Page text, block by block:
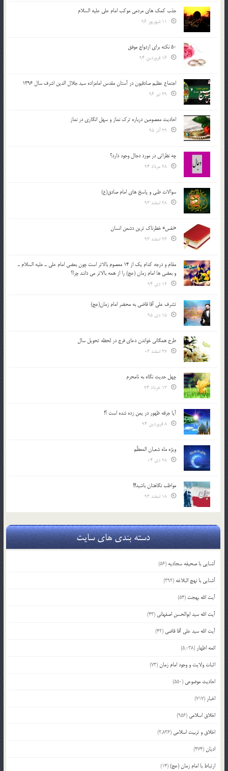
جذب کمک های مردمی موکب امام علی علیه السلام
50 نکته برای ازدواج موفق
اجتماع عظیم صادقیون در آستان مقدس امامزاده سید جلال الدین اشرف سال 1396
احادیث معصومین درباره ترک نماز و سهل انگاری در نماز
چه نظراتی در مورد دجال وجود دارد؟
سوالات طبی و پاسخ های امام صادق(ع)
«نفس» خطرناک ترین دشمن انسان
مقام و درجه كدام يك از 14 معصوم بالاتر است چون بعضي امام علي ـ عليه السلام ـ
و بعضي ها امام زمان (عج) را از همه بالاتر مي دانند چرا؟
تشرف علي آقا قاضي به محضر امام زمان(عج)
طرح همگانی خواندن دعای فرج در لحظه تحویل سال
چهل حدیث نگاه به نامحرم
آیا جرقه ظهور در یمن زده شده است ؟!
ویژه ماه شعبان المعظّم
مواظب نگاهتان باشید!!!
دسته بندی های سایت
آشنایی با صحیفه سجادیه (56)
آشنایی با نهج البلاغه (392)
آیت الله بهجت (54)
آیت الله سید ابوالحسن اصفهانی (43)
آیت الله سید علی آقا قاضی (42)
ائمه اطهار (5,038)
اثبات ولایت و وجود امام زمان(73)
احادیث موضوعی (550)
اخبار (717)
اخلاق اسلامی (956)
اخلاق و تربیت اسلامی (2,836)
ادیان(474)
ارتباط با امام زمان (عج)(14)